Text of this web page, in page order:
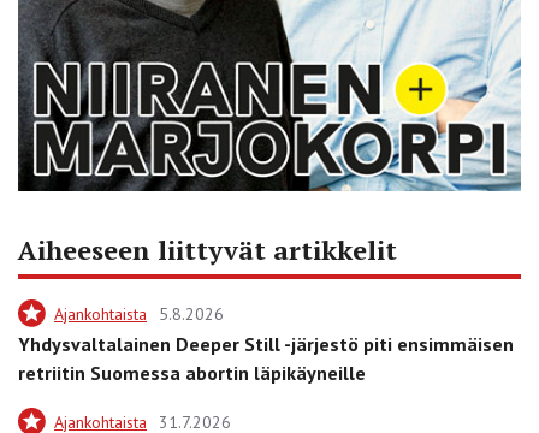
Aiheeseen liittyvät artikkelit
Ajankohtaista 5.8.2026
Yhdysvaltalainen Deeper Still -järjestö piti ensimmäisen
retriitin Suomessa abortin läpikäyneille
Ajankohtaista 31.7.2026